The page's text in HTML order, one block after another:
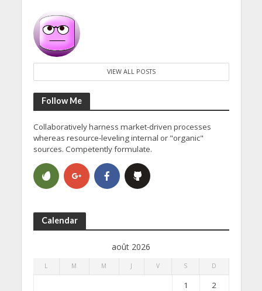
VIEW ALL POSTS
Follow Me
Collaboratively harness market-driven processes
whereas resource-leveling internal or "organic"
sources. Competently formulate.
Calendar
août 2026
L M M J V S D
1
2